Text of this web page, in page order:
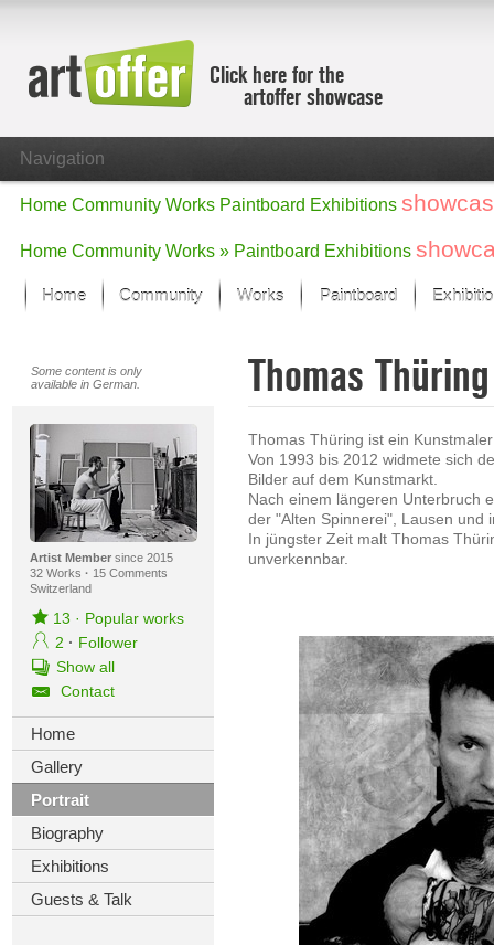
Click here for the
artoffer showcase
Navigation
Home Community Works Paintboard Exhibitions
Home Community Works » Paintboard Exhibitions
Home Community Works
Focus on the last month
All focus works
Works in Focus
New Works - Selection
All new works
Paintboard
Some content is only
available in German.
Artist Membersince 2015
32 Works · 15 Comments
Switzerland
13 · Popular works
2 · Follower
Show all
Contact
Home
Gallery
Portrait
Biography
Exhibitions
Guests & Talk
Thomas
Thomas Thüring ist ein
Von 1993 bis 2012 widmete sich
Bilder auf dem Kunstmarkt.
Nach einem längeren Unterbruch
der "Alten Spinnerei", Lausen und
In jüngster Zeit malt Thomas
unverkennbar.